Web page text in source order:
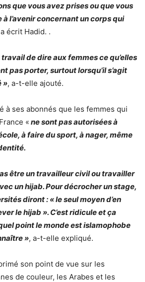
que vous avez prises ou que vous
l’avenir concernant un corps qui
écrit Hadid. .
travail de dire aux femmes ce qu’elles
pas porter, surtout lorsqu’il s’agit
», a-t-elle ajouté.
à ses abonnés que les femmes qui
« ne sont pas autorisées à
à faire du sport, à nager, même
être un travailleur civil ou travailler
un hijab. Pour décrocher un stage,
diront : « le seul moyen d’en
le hijab ». C’est ridicule et ça
point le monde est islamophobe
», a-t-elle expliqué.
son point de vue sur les
de couleur, les Arabes et les